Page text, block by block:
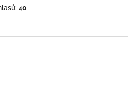
40